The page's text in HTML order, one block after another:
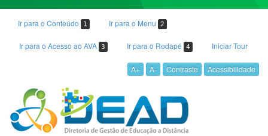
Ir para o Conteúdo 1 Ir para o Menu 2
Ir para o Acesso ao AVA 3 Ir para o Rodapé 4 Iniciar Tour
A+ A- Contraste Acessibilidade